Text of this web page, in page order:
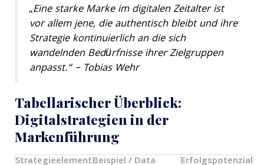
„Eine starke Marke im digitalen Zeitalter ist
vor allem jene, die authentisch bleibt und ihre
Strategie kontinuierlich an die sich
wandelnden Bedürfnisse ihrer Zielgruppen
anpasst.“ – Tobias Wehr
Tabellarischer Überblick:
Digitalstrategien in der
Markenführung
StrategieelementBeispiel / Data Erfolgspotenzial